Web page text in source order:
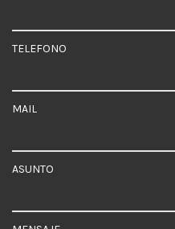
TELEFONO
MAIL
ASUNTO